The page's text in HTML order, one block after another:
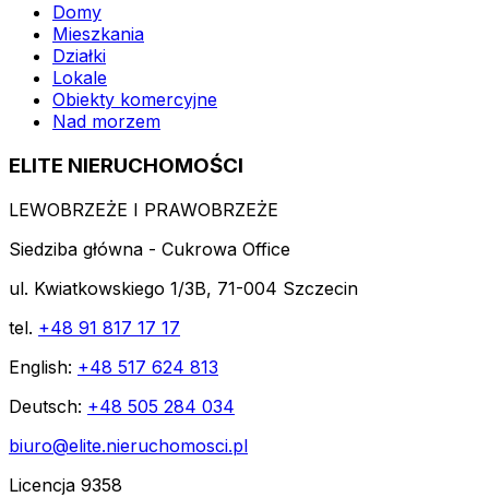
Domy
Mieszkania
Działki
Lokale
Obiekty komercyjne
Nad morzem
ELITE NIERUCHOMOŚCI
LEWOBRZEŻE I PRAWOBRZEŻE
Siedziba główna - Cukrowa Office
ul. Kwiatkowskiego 1/3B, 71-004 Szczecin
tel. +48 91 817 17 17
English: +48 517 624 813
Deutsch: +48 505 284 034
biuro@elite.nieruchomosci.pl
Licencja 9358